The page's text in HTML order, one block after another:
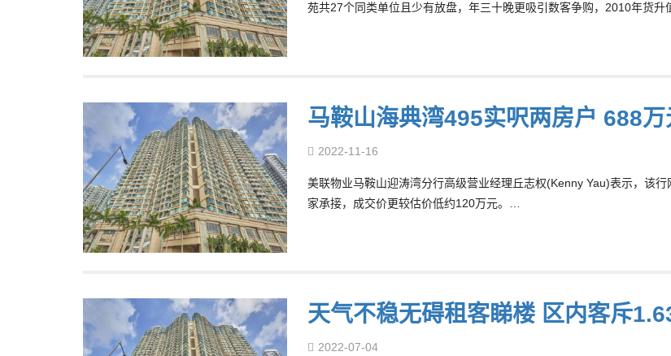
苑共27个同类单位且少有放盘，年三十晚更吸引数客争购，2010年货升
马鞍山海典湾495实呎两房户 688
2022-11-16
美联物业马鞍山迎涛湾分行高级营业经理丘志权(Kenny Yau)表示，该
家承接，成交价更较估价低约120万元。…
天气不稳无碍租客睇楼 区内客斥
2022-07-04